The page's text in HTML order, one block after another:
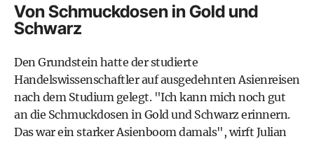
Von Schmuckdosen in Gold und
Schwarz
Den Grundstein hatte der studierte
Handelswissenschaftler auf ausgedehnten Asienreisen
nach dem Studium gelegt. "Ich kann mich noch gut
an die Schmuckdosen in Gold und Schwarz erinnern.
Das war ein starker Asienboom damals", wirft Julian